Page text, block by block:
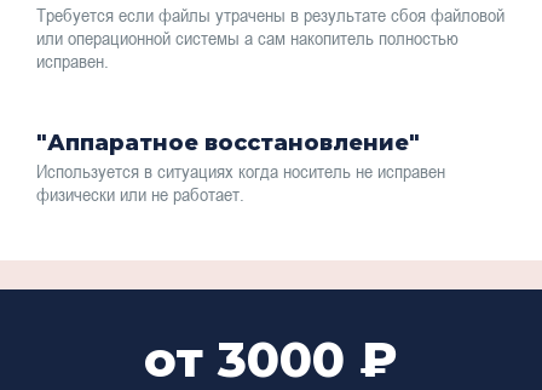
Требуется если файлы утрачены в результате сбоя файловой
или операционной системы а сам накопитель полностью
исправен.
"Аппаратное восстановление"
Используется в ситуациях когда носитель не исправен
физически или не работает.
от 3000